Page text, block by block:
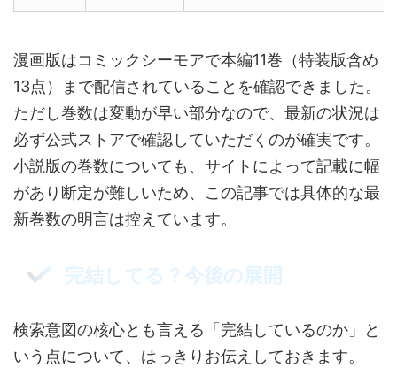
漫画版はコミックシーモアで本編11巻（特装版含め
13点）まで配信されていることを確認できました。
ただし巻数は変動が早い部分なので、最新の状況は
必ず公式ストアで確認していただくのが確実です。
小説版の巻数についても、サイトによって記載に幅
があり断定が難しいため、この記事では具体的な最
新巻数の明言は控えています。
完結してる？今後の展開
検索意図の核心とも言える「完結しているのか」と
いう点について、はっきりお伝えしておきます。